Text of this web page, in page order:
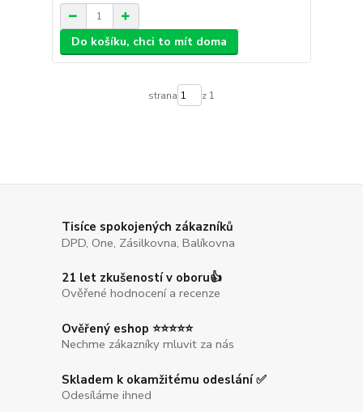
Do košíku, chci to mít doma
strana z 1
Tisíce spokojených zákazníků
DPD, One, Zásilkovna, Balíkovna
21 let zkušeností v oboru👍
Ověřené hodnocení a recenze
Ověřený eshop ⭐⭐⭐⭐⭐
Nechme zákazníky mluvit za nás
Skladem k okamžitému odeslání ✅
Odesíláme ihned